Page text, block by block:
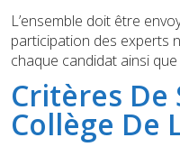
L’ensemble doit être
participation des experts
chaque candidat ainsi
Critères De
Collège De